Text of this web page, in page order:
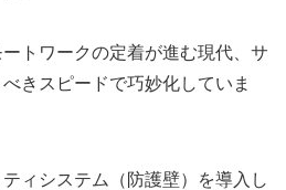
トワークの定着が進む現代、サ
きスピードで巧妙化していま
ィシステム（防護壁）を導入し